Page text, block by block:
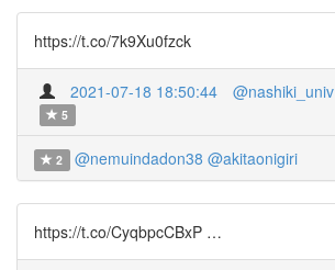
https://t.co/7k9Xu0fzck
2021-07-18 18:50:44 @nashiki_univ
5
2 @nemuindadon38 @akitaonigiri
https://t.co/CyqbpcCBxP …